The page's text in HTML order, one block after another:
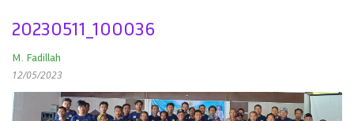
20230511_100036
M. Fadillah
12/05/2023